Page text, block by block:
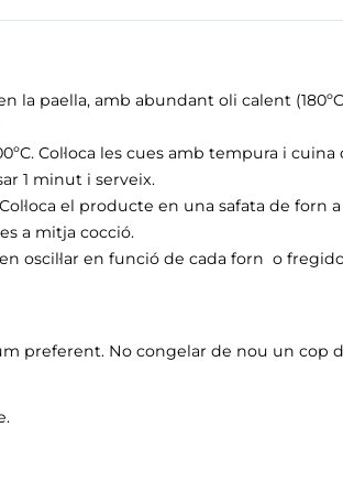
la paella, amb abundant oli calent
Col·loca les cues amb tempura i
1 minut i serveix.
el producte en una safata de forn
a mitja cocció.
oscil·lar en funció de cada forn o
preferent. No congelar de nou un cop